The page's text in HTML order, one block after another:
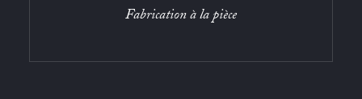
Fabrication à la pièce